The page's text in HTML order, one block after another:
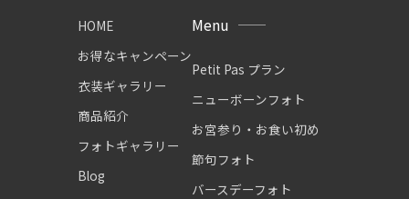
HOME
お得なキャンペーン
衣装ギャラリー
商品紹介
フォトギャラリー
Blog
Menu
Petit Pas プラン
ニューボーンフォト
お宮参り・お食い初め
節句フォト
バースデーフォト